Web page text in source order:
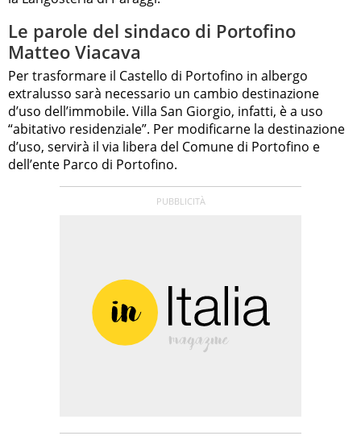
Le parole del sindaco di Portofino
Matteo Viacava
Per trasformare il Castello di Portofino in albergo
extralusso sarà necessario un cambio destinazione
d’uso dell’immobile. Villa San Giorgio, infatti, è a uso
“abitativo residenziale”. Per modificarne la destinazione
d’uso, servirà il via libera del Comune di Portofino e
dell’ente Parco di Portofino.